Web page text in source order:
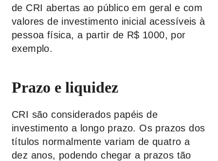
de CRI abertas ao público em geral e com
valores de investimento inicial acessíveis à
pessoa física, a partir de R$ 1000, por
exemplo.
Prazo e liquidez
CRI são considerados papéis de
investimento a longo prazo. Os prazos dos
títulos normalmente variam de quatro a
dez anos, podendo chegar a prazos tão